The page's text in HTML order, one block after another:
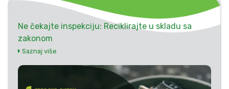
Ne čekajte inspekciju: Reciklirajte u skladu sa
zakonom
Saznaj više